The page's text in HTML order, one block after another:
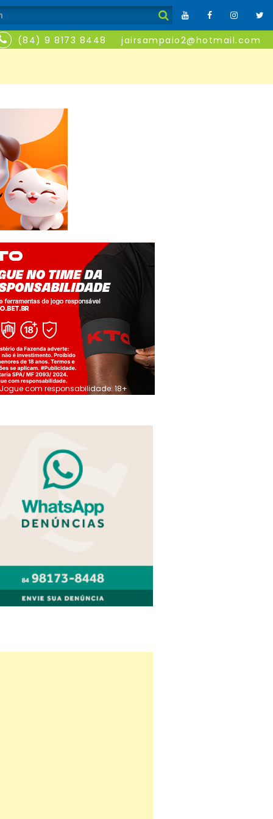
(84) 9 8173 8448 jairsampaio2@hotmail.com
Jogue com responsabilidade. 18+